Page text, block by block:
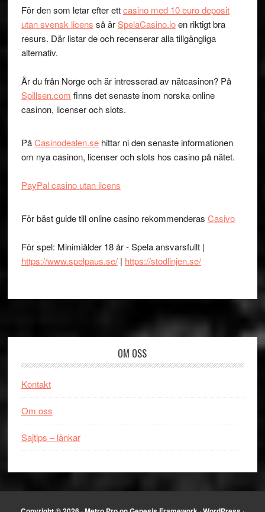
För den som letar efter ettcasino med 10 euro deposit
utan svensk licens så ärSpelaCasino.ioen riktigt bra
resurs. Där listar de och recenserar alla tillgängliga
alternativ.
Är du från Norge och är intresserad av nätcasinon? På
Spillsen.com finns det senaste inom norska online
casinon, licenser och slots.
PåCasinodealen.sehittar ni den senaste informationen
om nya casinon, licenser och slots hos casino på nätet.
PayPal casino utan licens
För bäst guide till online casino rekommenderas Casivo
För spel: Minimiålder 18 år - Spela ansvarsfullt |
https://www.spelpaus.se/| https://stodlinjen.se/
OM OSS
Kontakt
Om oss
Sajtips – länkar